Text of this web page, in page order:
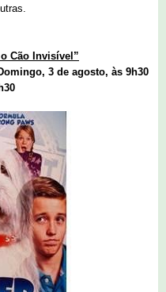
Cão Invisível”
3 de agosto, às 9h30